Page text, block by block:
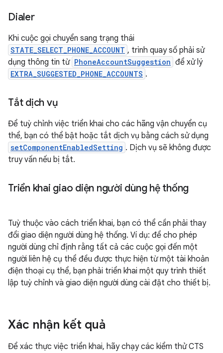
Dialer
Khi cuộc gọi chuyển sang trạng thái
STATE_SELECT_PHONE_ACCOUNT , trình quay số phải sử
dụng thông tin từ PhoneAccountSuggestion để xử lý
EXTRA_SUGGESTED_PHONE_ACCOUNTS .
Tắt dịch vụ
Để tuỳ chỉnh việc triển khai cho các hãng vận chuyển cụ
thể, bạn có thể bật hoặc tắt dịch vụ bằng cách sử dụng
setComponentEnabledSetting . Dịch vụ sẽ không được
truy vấn nếu bị tắt.
Triển khai giao diện người dùng hệ thống
Tuỳ thuộc vào cách triển khai, bạn có thể cần phải thay
đổi giao diện người dùng hệ thống. Ví dụ: để cho phép
người dùng chỉ định rằng tất cả các cuộc gọi đến một
người liên hệ cụ thể đều được thực hiện từ một tài khoản
điện thoại cụ thể, bạn phải triển khai một quy trình thiết
lập tuỳ chỉnh và giao diện người dùng cài đặt cho thiết bị.
Xác nhận kết quả
Để xác thực việc triển khai, hãy chạy các kiểm thử CTS